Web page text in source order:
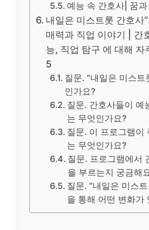
예능 속 간호사| 꿈
내일은 미스트롯 간호사
매력과 직업 이야기 | 간
능, 직업 탐구 에 대해 자
5
질문. “내일은 미스트
인가요?
질문. 간호사들이 예
는 무엇인가요?
질문. 이 프로그램이
는 무엇인가요?
질문. 프로그램에서
을 부르는지 궁금해
질문. “내일은 미스
을 통해 어떤 변화가